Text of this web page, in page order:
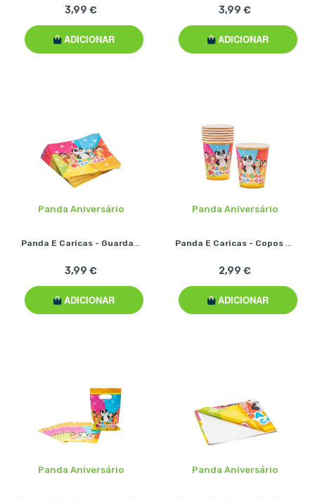
3,99 €
ADICIONAR
3,99 €
ADICIONAR
Panda Aniversário
3,99 €
ADICIONAR
Panda Aniversário
2,99 €
ADICIONAR
Panda Aniversário Panda Aniversário